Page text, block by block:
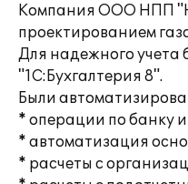
Компания ООО НПП
проектированием
Для надежного учета
"1С:Бухгалтерия 8".
Были
* операции по банку и
* автоматизация
* расчеты с